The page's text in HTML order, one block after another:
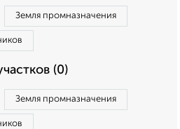
Земля промназначения
(0)
Земля промназначения